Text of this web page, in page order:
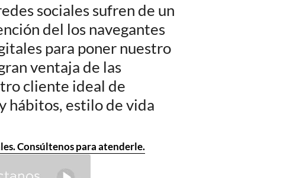
sociales sufren de un
del los navegantes
para poner nuestro
ventaja de las
cliente ideal de
hábitos, estilo de vida
Consúltenos para atenderle.